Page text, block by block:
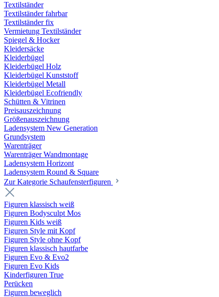
Textilständer
Textilständer fahrbar
Textilständer fix
Vermietung Textilständer
Spiegel & Hocker
Kleidersäcke
Kleiderbügel
Kleiderbügel Holz
Kleiderbügel Kunststoff
Kleiderbügel Metall
Kleiderbügel Ecofriendly
Schütten & Vitrinen
Preisauszeichnung
Größenauszeichnung
Ladensystem New Generation
Grundsystem
Warenträger
Warenträger Wandmontage
Ladensystem Horizont
Ladensystem Round & Square
Zur Kategorie Schaufenster­figuren
Figuren klassisch weiß
Figuren Bodysculpt Mos
Figuren Kids weiß
Figuren Style mit Kopf
Figuren Style ohne Kopf
Figuren klassisch hautfarbe
Figuren Evo & Evo2
Figuren Evo Kids
Kinderfiguren True
Perücken
Figuren beweglich